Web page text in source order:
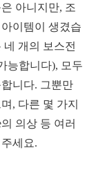
아니지만, 조
이템이 생겼습
개의 보스전
능합니다), 모두
니다. 그뿐만
, 다른 몇 가지
의상 등 여러
세요.